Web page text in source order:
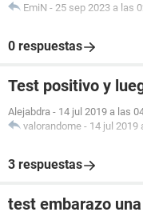
EmiN - 25 sep 2023 a las
0 respuestas
Test positivo y
Alejabdra - 14 jul 2019 a las
valorandome - 14 jul 2019
3 respuestas
test embarazo